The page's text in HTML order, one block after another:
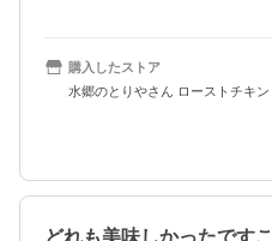
購入したストア
水郷のとりやさん ローストチキ